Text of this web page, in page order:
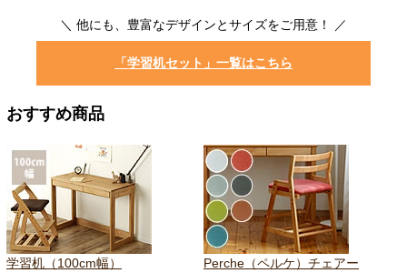
＼ 他にも、豊富なデザインとサイズをご用意！ ／
「学習机セット」一覧はこちら
おすすめ商品
学習机（100cm幅）
Perche（ペルケ）チェアー